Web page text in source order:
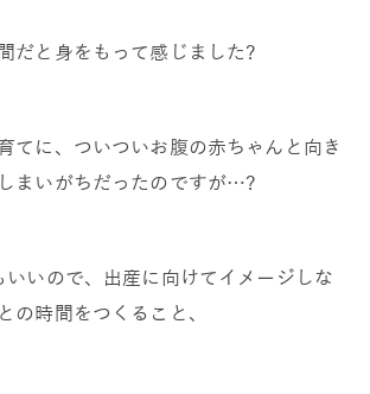
だと身をもって感じました?
てに、ついついお腹の赤ちゃんと向き
まいがちだったのですが…?
いので、出産に向けてイメージしな
の時間をつくること、